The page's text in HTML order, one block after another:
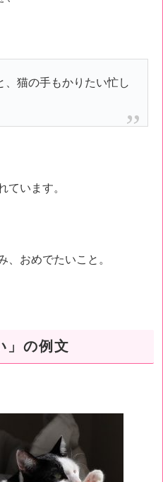
、猫の手もかりたい忙し
ています。
おめでたいこと。
」の例文